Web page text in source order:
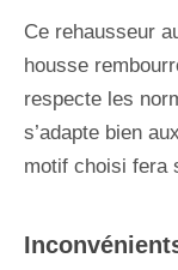
Ce rehausseur
housse
respecte les
s’adapte bien
motif choisi fera